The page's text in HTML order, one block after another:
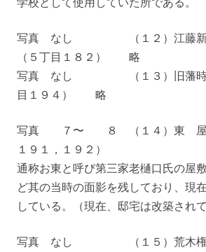
写真 なし （１２）江藤新平
（５丁目１８２） 略
写真 なし （１３）旧藩時代
目１９４） 略
写真 ７〜 ８ （１４）東 屋
１９１，１９２）
通称お東と呼び第三家老樋口氏の屋
ど其の当時の面影を残しており、現
している。（現在、邸宅は改築されて
写真 なし （１５）荒木権内